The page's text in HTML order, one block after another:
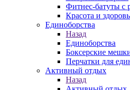
Фитнес-батуты с
Красота и
Единоборства
Назад
Единоборства
Боксерские
Перчатки для
Активный отдых
Назад